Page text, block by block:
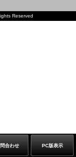
合わせ PC版表示
Reserved